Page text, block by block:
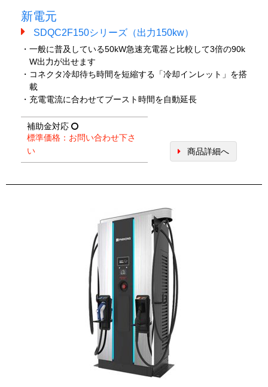
新電元
SDQC2F150シリーズ（出力150kw）
・一般に普及している50kW急速充電器と比較して3倍の90k
W出力が出せます
・コネクタ冷却待ち時間を短縮する「冷却インレット」を搭
載
・充電電流に合わせてブースト時間を自動延長
補助金対応
標準価格：お問い合わせ下さ
い
商品詳細へ